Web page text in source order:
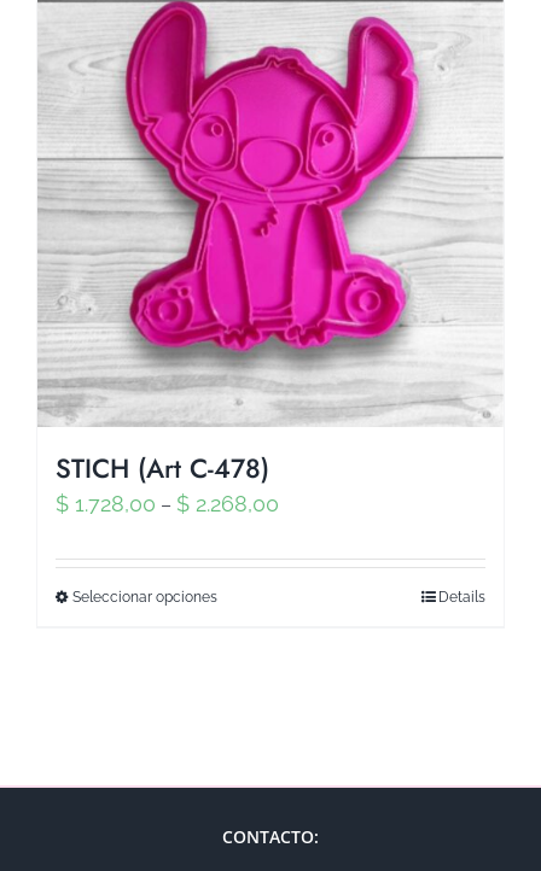
STICH (Art C-478)
$ 1.728,00 – $ 2.268,00
Seleccionar opciones Details
CONTACTO: